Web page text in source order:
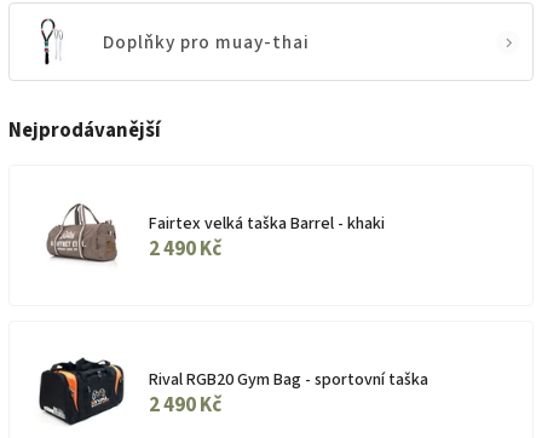
Doplňky pro muay-thai
Nejprodávanější
Fairtex velká taška Barrel - khaki
2 490 Kč
Rival RGB20 Gym Bag - sportovní taška
2 490 Kč